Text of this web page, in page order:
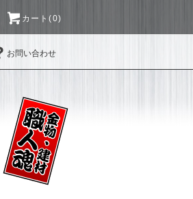
カート(0)
お問い合わせ